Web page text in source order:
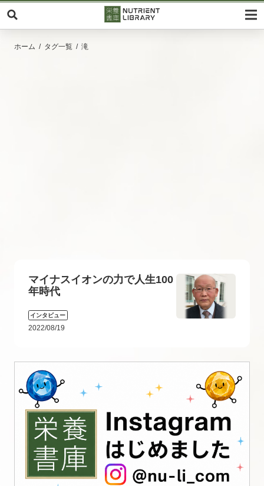
ホーム タグ一覧 滝
マイナスイオンの力で人生100
年時代
インタビュー
2022/08/19